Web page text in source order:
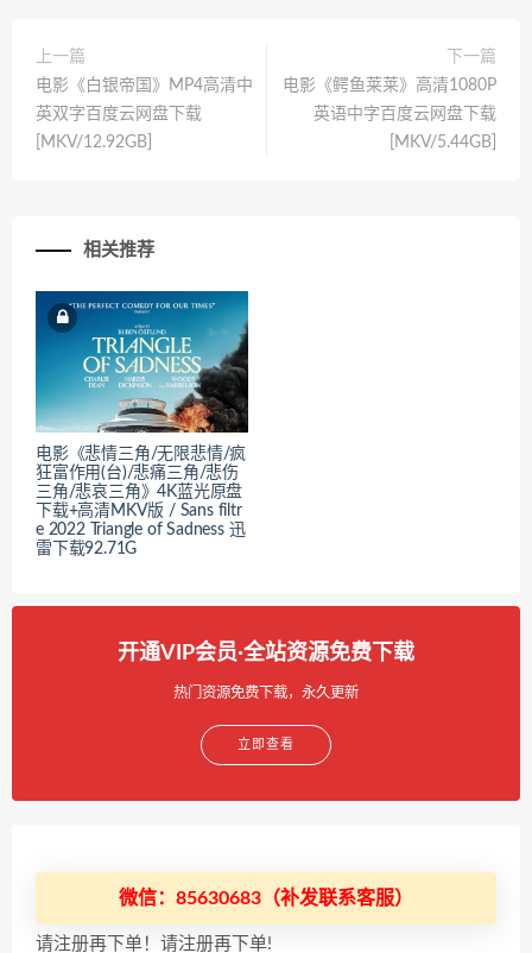
上一篇
电影《白银帝国》MP4高清中
英双字百度云网盘下载
[MKV/12.92GB]
下一篇
电影《鳄鱼莱莱》高清1080P
英语中字百度云网盘下载
[MKV/5.44GB]
相关推荐
电影《悲情三角/无限悲情/疯
狂富作用(台)/悲痛三角/悲伤
三角/悲哀三角》4K蓝光原盘
下载+高清MKV版 / Sans filtr
e 2022 Triangle of Sadness 迅
雷下载92.71G
开通VIP会员·全站资源免费下载
热门资源免费下载，永久更新
立即查看
微信：85630683（补发联系客服）
请注册再下单！请注册再下单!